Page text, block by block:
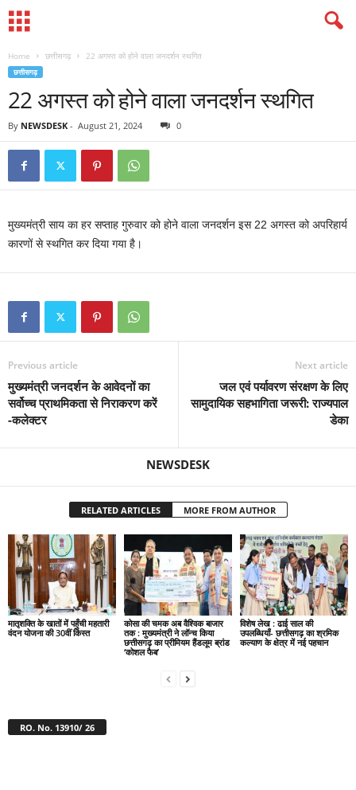
Home छत्तीसगढ़ 22 अगस्त को होने वाला जनदर्शन स्थगित
छत्तीसगढ़
22 अगस्त को होने वाला जनदर्शन स्थगित
By NEWSDESK - August 21, 2024 0
मुख्यमंत्री साय का हर सप्ताह गुरुवार को होने वाला जनदर्शन इस 22 अगस्त को अपरिहार्य
कारणों से स्थगित कर दिया गया है।
Previous article
मुख्यमंत्री जनदर्शन के आवेदनों का
सर्वोच्च प्राथमिकता से निराकरण करें
-कलेक्टर
Next article
जल एवं पर्यावरण संरक्षण के लिए
सामुदायिक सहभागिता जरूरी: राज्यपाल
डेका
NEWSDESK
RELATED ARTICLES MORE FROM AUTHOR
मातृशक्ति के खातों में पहुँची महतारी
वंदन योजना की 30वीं किस्त
कोसा की चमक अब वैश्विक बाजार
तक : मुख्यमंत्री ने लॉन्च किया
छत्तीसगढ़ का प्रीमियम हैंडलूम ब्रांड
‘कोशल फैब’
विशेष लेख : ढाई साल की
उपलब्धियाँ- छत्तीसगढ़ का श्रमिक
कल्याण के क्षेत्र में नई पहचान
RO. No. 13910/ 26